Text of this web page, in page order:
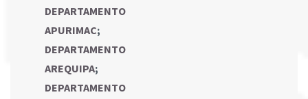
DEPARTAMENTO
APURIMAC;
DEPARTAMENTO
AREQUIPA;
DEPARTAMENTO